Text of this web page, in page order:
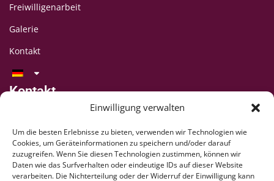
Einwilligung verwalten
Um die besten Erlebnisse zu bieten, verwenden wir Technologien wie
Cookies, um Geräteinformationen zu speichern und/oder darauf
zuzugreifen. Wenn Sie diesen Technologien zustimmen, können wir
Daten wie das Surfverhalten oder eindeutige IDs auf dieser Website
verarbeiten. Die Nichterteilung oder der Widerruf der Einwilligung kann
Freiwilligenarbeit
Galerie
Kontakt
Kontakt
CP 395
1001 Lausanne
+41 78 824 54 94